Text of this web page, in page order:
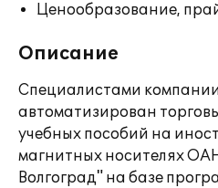
Ценообразование,
Описание
Специалистами
автоматизирован
учебных пособий на
магнитных носителях
Волгоград" на базе